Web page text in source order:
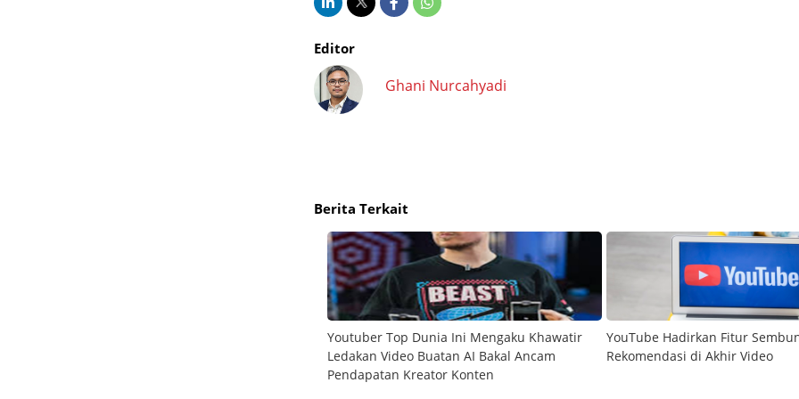
Editor
Ghani Nurcahyadi
Berita Terkait
Youtuber Top Dunia Ini Mengaku Khawatir
Ledakan Video Buatan AI Bakal Ancam
Pendapatan Kreator Konten
YouTube Hadirkan Fitur
Rekomendasi di Akhir Video